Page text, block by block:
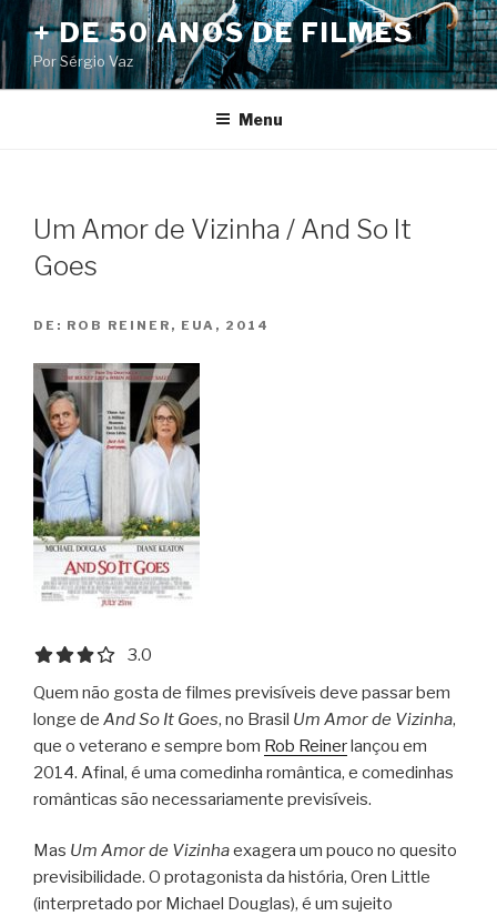
Pular
para
o
conteúdo
+ DE 50 ANOS DE FILMES
Por Sérgio Vaz
Menu
Um Amor de Vizinha / And So It
Goes
DE: ROB REINER, EUA, 2014
3.0 out of 5.0 stars
3.0
Quem não gosta de filmes previsíveis deve passar bem
longe de And So It Goes, no Brasil Um Amor de Vizinha,
que o veterano e sempre bom Rob Reinerlançou em
2014. Afinal, é uma comedinha romântica, e comedinhas
românticas são necessariamente previsíveis.
Mas Um Amor de Vizinhaexagera um pouco no quesito
previsibilidade. O protagonista da história, Oren Little
(interpretado por Michael Douglas), é um sujeito